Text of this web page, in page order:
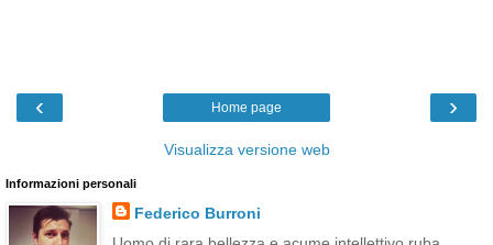
‹ ›
Home page
Visualizza versione web
Informazioni personali
Federico Burroni